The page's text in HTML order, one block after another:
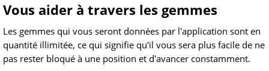
Vous aider à travers les gemmes
Les gemmes qui vous seront données par l'application sont en
quantité illimitée, ce qui signifie qu'il vous sera plus facile de ne
pas rester bloqué à une position et d'avancer constamment.